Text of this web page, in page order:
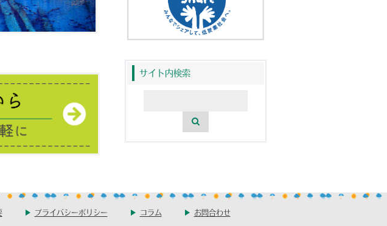
サイト内検索
プライバシーポリシー コラム お問合わせ